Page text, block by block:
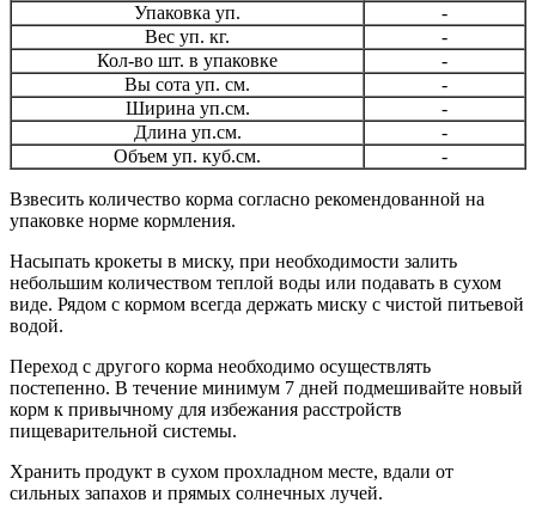
Упаковка уп.
-
Вес уп. кг.
-
Кол-во шт. в упаковке
-
Вы сота уп. см.
-
Ширина уп.см.
-
Длина уп.см.
-
Объем уп. куб.см.
-
Взвесить количество корма согласно рекомендованной на
упаковке норме кормления.
Насыпать крокеты в миску, при необходимости залить
небольшим количеством теплой воды или подавать в сухом
виде. Рядом с кормом всегда держать миску с чистой питьевой
водой.
Переход с другого корма необходимо осуществлять
постепенно. В течение минимум 7 дней подмешивайте новый
корм к привычному для избежания расстройств
пищеварительной системы.
Хранить продукт в сухом прохладном месте, вдали от
сильных запахов и прямых солнечных лучей.